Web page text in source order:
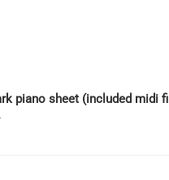
piano sheet (included midi